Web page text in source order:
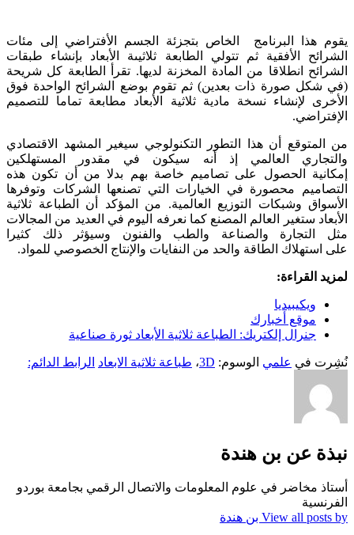
يقوم هذا البرنامج الخاص بتجزئة الجسم الأفتراضي إلى مئات
الشرائح الأفقية ثم تتولي
الطابعة ثلاثيىة الأبعاد بإنشاء طبقات
الشرائح انطلاقا من المادة المخزنة لديها. تقرأ الطابعة كل شريحة
(في شكل صورة ذات بعدين) ثم تقوم بوضع الشرائح الواحدة فوق
الأخرى لإنشاء نسخة مادية ثلاثية الأبعاد مطابعة تماما للتصميم
الإفتراضي.
من المتوقع أن هذا التطور التكنولوجي سيغير
المشهد الاقتصادي
و التجاري العالمي إذ أنه سيكون في مقدور
المستهلكين
إمكانية
الحصول على تصاميم خاصة بهم
بدلا من أن تكون هذه
التصاميم
محصورة في الخيارات التي تصنعها
الشركات وتوفرها
الأسواق وشبكات التوزيع العالمية. من المؤكد أن الطباعة ثلاثية
الأبعاد ستغير العالم المصنع كما نعرفه اليوم في العديد من المجالات
مثل التجارة والصناعة والطب والفنون وسيؤثر ذلك كثيرا
على استهلاك الطاقة والحد من النفايات والإنتاج الخصوصي للمواد.
لمزيد القراءة:
ويكيبيديا
موقع أخبارك
جنرال إلكتريك: الطباعة ثلاثية الأبعاد ثورة صناعية
نُشِرت في علمي الوسوم: 3D، طباعة ثلاثية الابعاد الرابط الدائم:
نبذة عن بن هندة
أستاذ مخاضر في علوم المعلومات والاتصال الرقمي بجامعة بوردو
الفرنسية
View all posts by بن هندة